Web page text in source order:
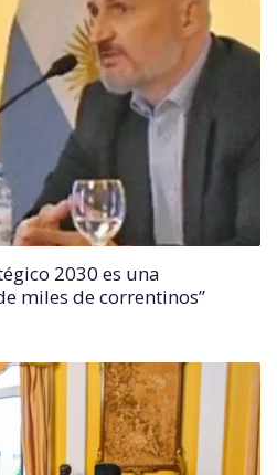
2030 es una
miles de correntinos”